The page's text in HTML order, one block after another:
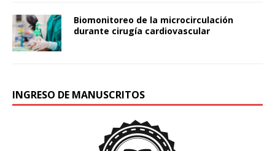
Biomonitoreo de la microcirculación
durante cirugía cardiovascular
INGRESO DE MANUSCRITOS